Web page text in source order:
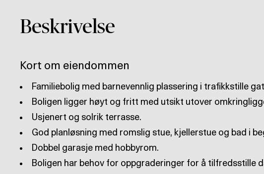
Beskrivelse
Kort om eiendommen
Boligen har behov for oppgraderinger for å tilfredsstille